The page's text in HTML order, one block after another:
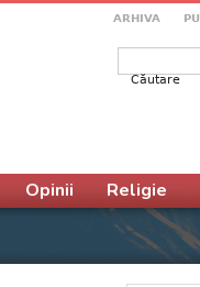
ARHIVA
Opinii Religie